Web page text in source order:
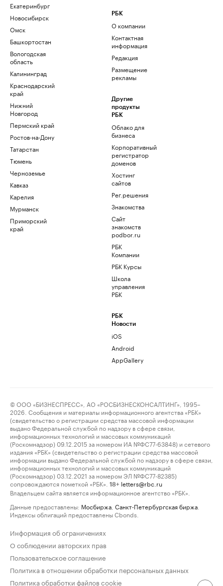
Екатеринбург
Новосибирск
Омск
Башкортостан
Вологодская
область
Калининград
Краснодарский
край
Нижний
Новгород
Пермский край
Ростов-на-Дону
Татарстан
Тюмень
Черноземье
Кавказ
Карелия
Мурманск
Приморский
край
РБК
О компании
Контактная
информация
Редакция
Размещение
рекламы
Другие
продукты
РБК
Облако для
бизнеса
Корпоративный
регистратор
доменов
Хостинг
сайтов
Рег.решения
Знакомства
Сайт
знакомств
podbor.ru
РБК
Компании
РБК Курсы
Школа
управления
РБК
РБК
Новости
iOS
Android
AppGallery
© ООО «БИЗНЕСПРЕСС», АО «РОСБИЗНЕСКОНСАЛТИНГ», 1995–
2026. Сообщения и материалы информационного агентства «РБК»
(свидетельство о регистрации средства массовой информации
выдано Федеральной службой по надзору в сфере связи,
информационных технологий и массовых коммуникаций
(Роскомнадзор) 09.12.2015 за номером ИА №ФС77-63848) и сетевого
издания «РБК» (свидетельство о регистрации средства массовой
информации выдано Федеральной службой по надзору в сфере связи,
информационных технологий и массовых коммуникаций
(Роскомнадзор) 03.12.2021 за номером ЭЛ №ФС77-82385)
сопровождаются пометкой «РБК».
18+ letters@rbc.ru
Владельцем сайта является информационное агентство «РБК».
Данные предоставлены: Мосбиржа Санкт-Петербургская биржа
Индексы облигаций предоставлены Cbonds.
Информация об ограничениях
О соблюдении авторских прав
Пользовательское соглашение
Политика в отношении обработки персональных данных
Политика обработки файлов cookie